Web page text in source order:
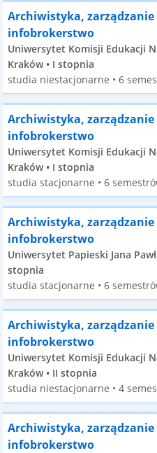
Archiwistyka,
infobrokerstwo
Uniwersytet Komisji Edukacji
Kraków • I stopnia
studia niestacjonarne • 6
Archiwistyka,
infobrokerstwo
Uniwersytet Komisji Edukacji
Kraków • I stopnia
studia stacjonarne • 6
Archiwistyka,
infobrokerstwo
Uniwersytet Papieski Jana
stopnia
studia stacjonarne • 6
Archiwistyka,
infobrokerstwo
Uniwersytet Komisji Edukacji
Kraków • II stopnia
studia niestacjonarne • 4
Archiwistyka,
infobrokerstwo